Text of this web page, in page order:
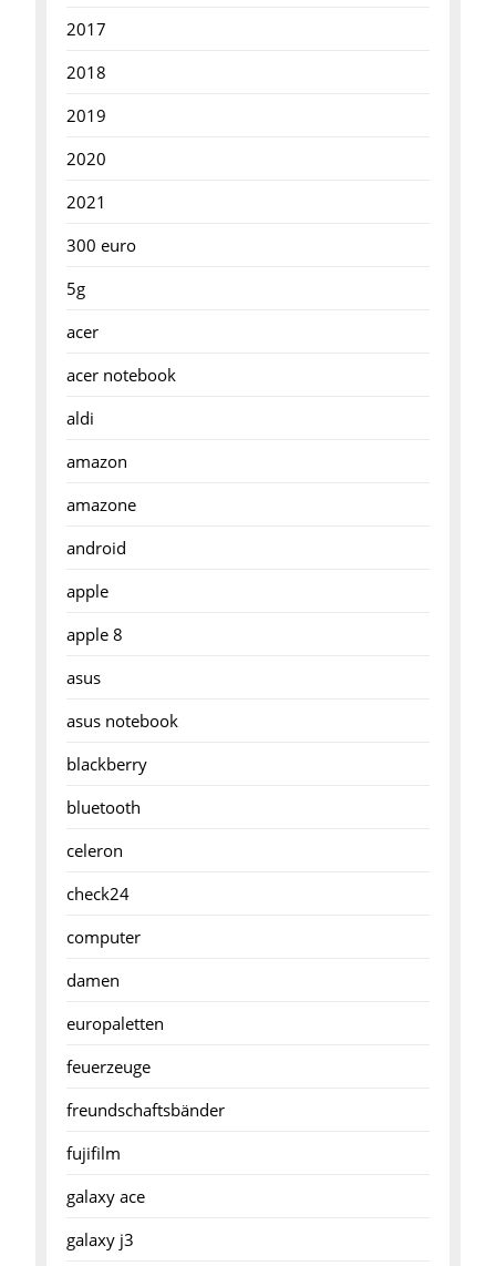
2017
2018
2019
2020
2021
300 euro
5g
acer
acer notebook
aldi
amazon
amazone
android
apple
apple 8
asus
asus notebook
blackberry
bluetooth
celeron
check24
computer
damen
europaletten
feuerzeuge
freundschaftsbänder
fujifilm
galaxy ace
galaxy j3